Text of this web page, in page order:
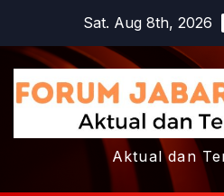
content
Sat. Aug 8th, 2026
Aktual dan